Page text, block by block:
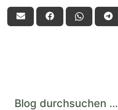
Blog durchsuchen …